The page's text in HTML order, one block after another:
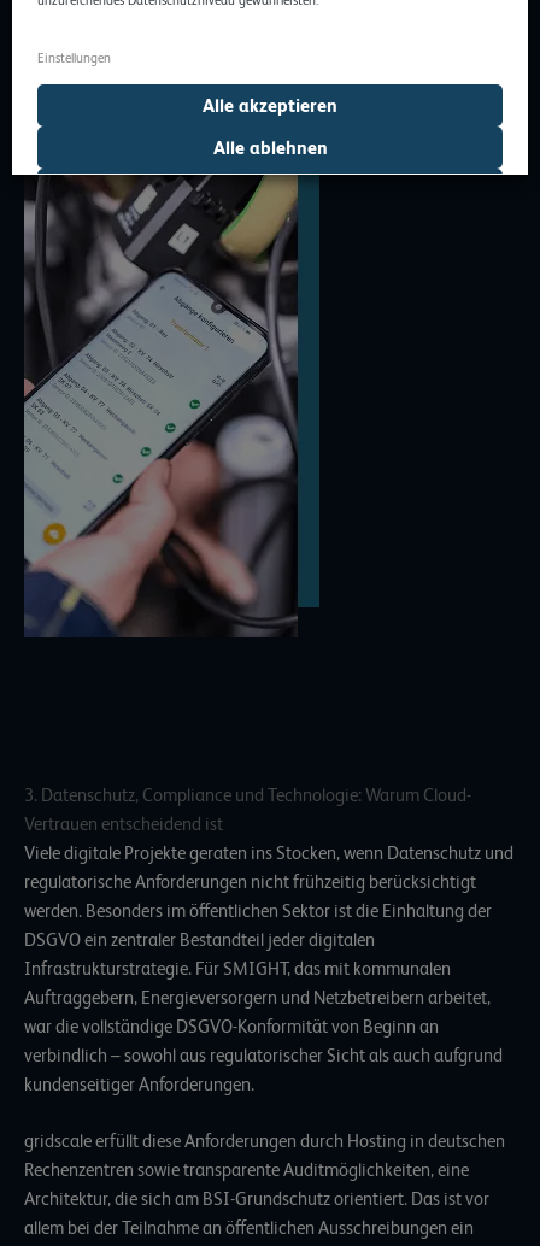
3. Datenschutz, Compliance und Technologie: Warum Cloud-
Vertrauen entscheidend ist
Viele digitale Projekte geraten ins Stocken, wenn Datenschutz und
regulatorische Anforderungen nicht frühzeitig berücksichtigt
werden. Besonders im öffentlichen Sektor ist die Einhaltung der
DSGVO ein zentraler Bestandteil jeder digitalen
Infrastrukturstrategie. Für SMIGHT, das mit kommunalen
Auftraggebern, Energieversorgern und Netzbetreibern arbeitet,
war die vollständige DSGVO-Konformität von Beginn an
verbindlich – sowohl aus regulatorischer Sicht als auch aufgrund
kundenseitiger Anforderungen.
gridscale erfüllt diese Anforderungen durch Hosting in deutschen
Rechenzentren sowie transparente Auditmöglichkeiten, eine
Architektur, die sich am BSI-Grundschutz orientiert. Das ist vor
allem bei der Teilnahme an öffentlichen Ausschreibungen ein
Einstellungen
Auswahl erlauben
Alle ablehnen
Alle akzeptieren